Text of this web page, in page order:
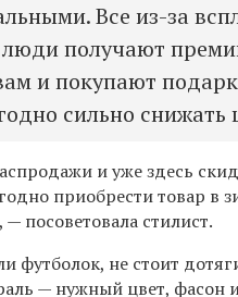
Все из-за
получают
и покупают
сильно снижать
и уже здесь
приобрести товар в
посоветовала стилист.
футболок, не стоит
— нужный цвет, фасон